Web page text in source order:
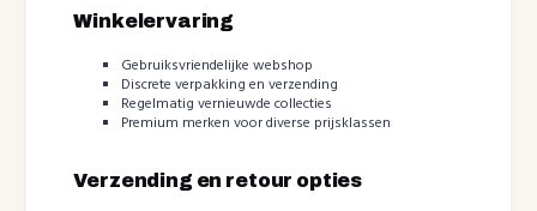
Winkelervaring
Gebruiksvriendelijke webshop
Discrete verpakking en verzending
Regelmatig vernieuwde collecties
Premium merken voor diverse prijsklassen
Verzending en retour opties